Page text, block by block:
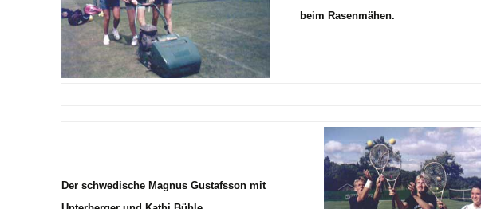
beim Rasenmähen.
Der schwedische Magnus Gustafsson mit